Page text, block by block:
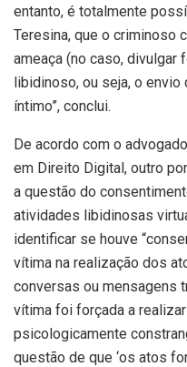
entanto, é totalmente
Teresina, que o criminoso
ameaça (no caso, divulgar
libidinoso, ou seja, o
íntimo”, conclui.
De acordo com o
em Direito Digital, outro
a questão do
atividades libidinosas
identificar se houve
vítima na realização dos
conversas ou mensagens
vítima foi forçada a
psicologicamente
questão de que ‘os atos